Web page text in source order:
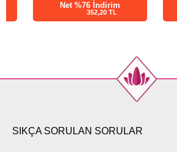
Net %76 İndirim
352,20 TL
SIKÇA SORULAN SORULAR